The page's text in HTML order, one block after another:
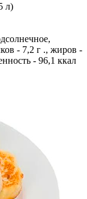
л)
- 7,2 г ., жиров -
- 96,1 ккал